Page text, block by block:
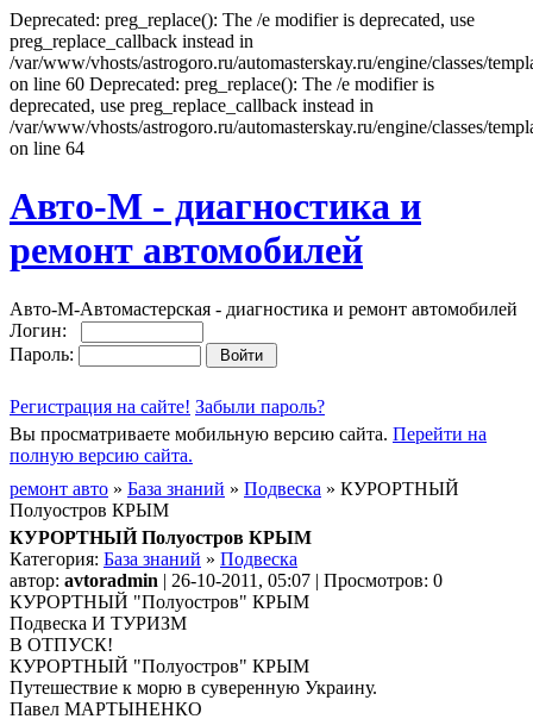
Deprecated: preg_replace(): The /e modifier is deprecated, use
preg_replace_callback instead in
/var/www/vhosts/astrogoro.ru/automasterskay.ru/engine/classes/
on line 60 Deprecated: preg_replace(): The /e modifier is
deprecated, use preg_replace_callback instead in
/var/www/vhosts/astrogoro.ru/automasterskay.ru/engine/classes/
on line 64
Авто-М - диагностика и
ремонт автомобилей
Авто-М-Автомастерская - диагностика и ремонт автомобилей
Логин:
Пароль:
Регистрация на сайте! Забыли пароль?
Вы просматриваете мобильную версию сайта. Перейти на
полную версию сайта.
ремонт авто » База знаний » Подвеска » КУРОРТНЫЙ
Полуостров КРЫМ
КУРОРТНЫЙ Полуостров КРЫМ
Категория: База знаний » Подвеска
автор: avtoradmin | 26-10-2011, 05:07 | Просмотров: 0
КУРОРТНЫЙ "Полуостров" КРЫМ
Подвеска И ТУРИЗМ
В ОТПУСК!
КУРОРТНЫЙ "Полуостров" КРЫМ
Путешествие к морю в суверенную Украину.
Павел МАРТЫНЕНКО